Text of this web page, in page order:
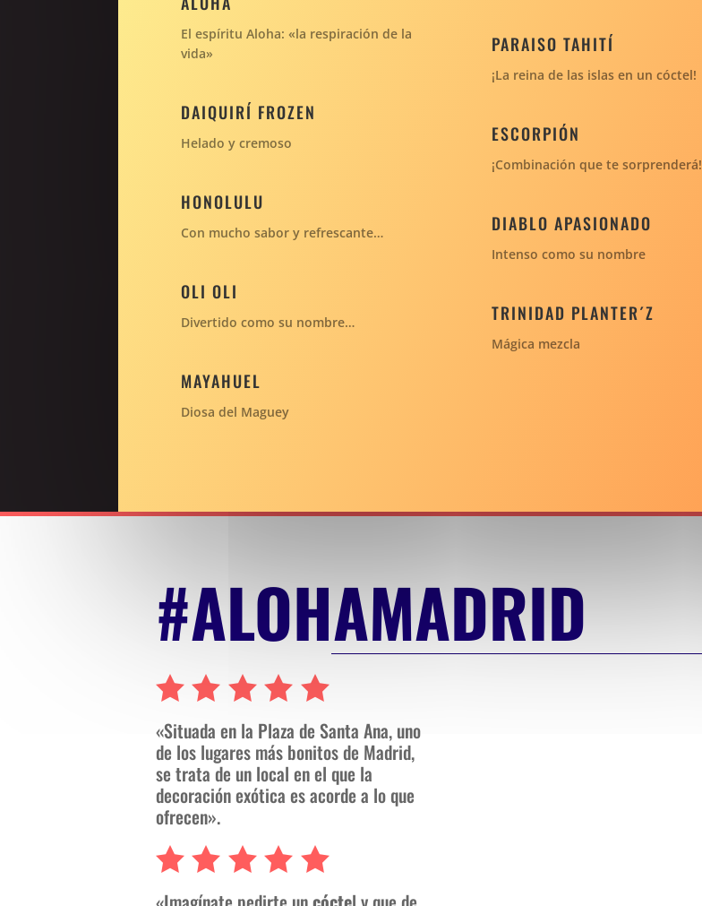
El espíritu Aloha: «la respiración de la
vida»
DAIQUIRÍ FROZEN
Helado y cremoso
HONOLULU
Con mucho sabor y refrescante…
OLI OLI
Divertido como su nombre…
MAYAHUEL
Diosa del Maguey
PARAISO TAHITÍ
¡La reina de las islas en un cóctel!
ESCORPIÓN
¡Combinación que te sorprenderá!
DIABLO APASIONADO
Intenso como su nombre
TRINIDAD PLANTER´Z
Mágica mezcla
#ALOHAMADRID
«Situada en la Plaza de Santa Ana, uno
de los lugares más bonitos de Madrid,
se trata de un local en el que la
decoración exótica es acorde a lo que
ofrecen».